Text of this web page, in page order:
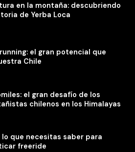
en la montaña: descubriendo
de Yerba Loca
el gran potencial que
Chile
el gran desafío de los
chilenos en los Himalayas
lo que necesitas saber para
freeride